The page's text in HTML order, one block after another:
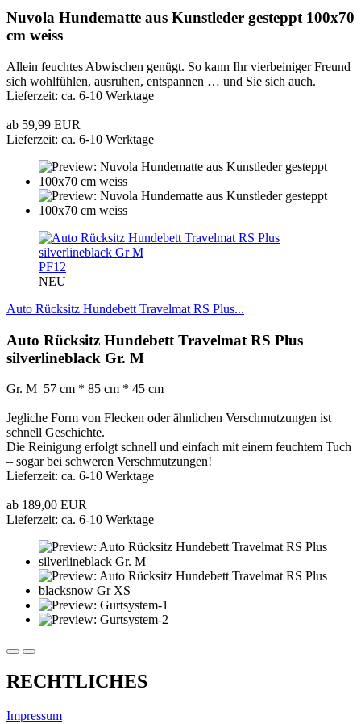
Nuvola Hundematte aus Kunstleder gesteppt 100x70
cm weiss
Allein feuchtes Abwischen genügt. So kann Ihr vierbeiniger Freund
sich wohlfühlen, ausruhen, entspannen … und Sie sich auch.
Lieferzeit: ca. 6-10 Werktage
ab 59,99 EUR
Lieferzeit: ca. 6-10 Werktage
PF12
NEU
Auto Rücksitz Hundebett Travelmat RS Plus...
Auto Rücksitz Hundebett Travelmat RS Plus
silverlineblack Gr. M
Gr. M 57 cm * 85 cm * 45 cm
Jegliche Form von Flecken oder ähnlichen Verschmutzungen ist
schnell Geschichte.
Die Reinigung erfolgt schnell und einfach mit einem feuchtem Tuch
– sogar bei schweren Verschmutzungen!
Lieferzeit: ca. 6-10 Werktage
ab 189,00 EUR
Lieferzeit: ca. 6-10 Werktage
RECHTLICHES
Impressum